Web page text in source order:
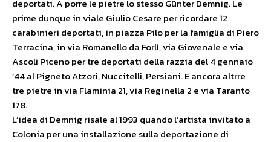
deportati. A porre le pietre lo stesso Günter Demnig. Le
prime dunque in viale Giulio Cesare per ricordare 12
carabinieri deportati, in piazza Pilo per la famiglia di Piero
Terracina, in via Romanello da Forlì, via Giovenale e via
Ascoli Piceno per tre deportati della razzia del 4 gennaio
’44 al Pigneto Atzori, Nuccitelli, Persiani. E ancora altrre
tre pietre in via Flaminia 21, via Reginella 2 e via Taranto
178.
L’idea di Demnig risale al 1993 quando l’artista invitato a
Colonia per una installazione sulla deportazione di